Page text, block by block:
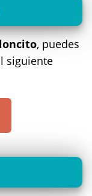
, puedes
siguiente